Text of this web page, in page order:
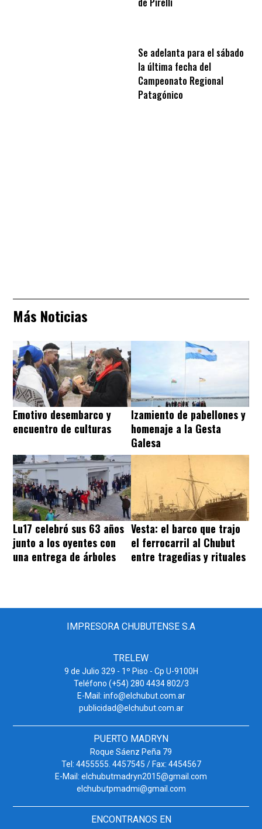
Se adelanta para el sábado
la última fecha del
Campeonato Regional
Patagónico
Más Noticias
Emotivo desembarco y
encuentro de culturas
Izamiento de pabellones y
homenaje a la Gesta
Galesa
Lu17 celebró sus 63 años
junto a los oyentes con
una entrega de árboles
Vesta: el barco que trajo
el ferrocarril al Chubut
entre tragedias y rituales
IMPRESORA CHUBUTENSE S.A
TRELEW
9 de Julio 329 - 1º Piso - Cp U-9100H
Teléfono (+54) 280 4434 802/3
E-Mail: info@elchubut.com.ar
publicidad@elchubut.com.ar
PUERTO MADRYN
Roque Sáenz Peña 79
Tel: 4455555. 4457545 / Fax: 4454567
E-Mail: elchubutmadryn2015@gmail.com
elchubutpmadmi@gmail.com
ENCONTRANOS EN